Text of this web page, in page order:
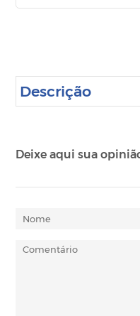
Descrição
Deixe aqui sua